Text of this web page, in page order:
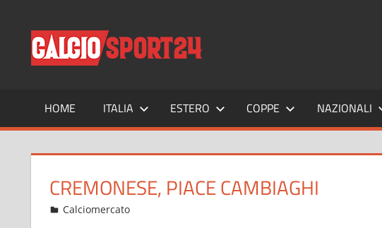
contenuto
Tutto
sul
mondo
calcio
e
HOME ITALIA ESTERO COPPE NAZIONALI
CREMONESE, PIACE CAMBIAGHI
Giugno 17, 2022
admin
Calciomercato